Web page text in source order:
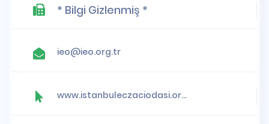
* Bilgi Gizlenmiş *
ieo@ieo.org.tr
www.istanbuleczaciodasi.org.tr